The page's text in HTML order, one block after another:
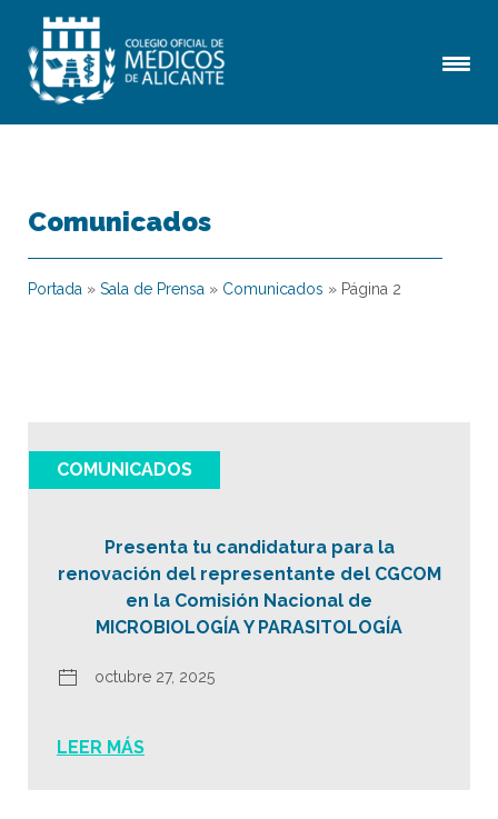
Comunicados
Portada » Sala de Prensa » Comunicados » Página 2
COMUNICADOS
Presenta tu candidatura para la
renovación del representante del CGCOM
en la Comisión Nacional de
MICROBIOLOGÍA Y PARASITOLOGÍA
octubre 27, 2025
LEER MÁS